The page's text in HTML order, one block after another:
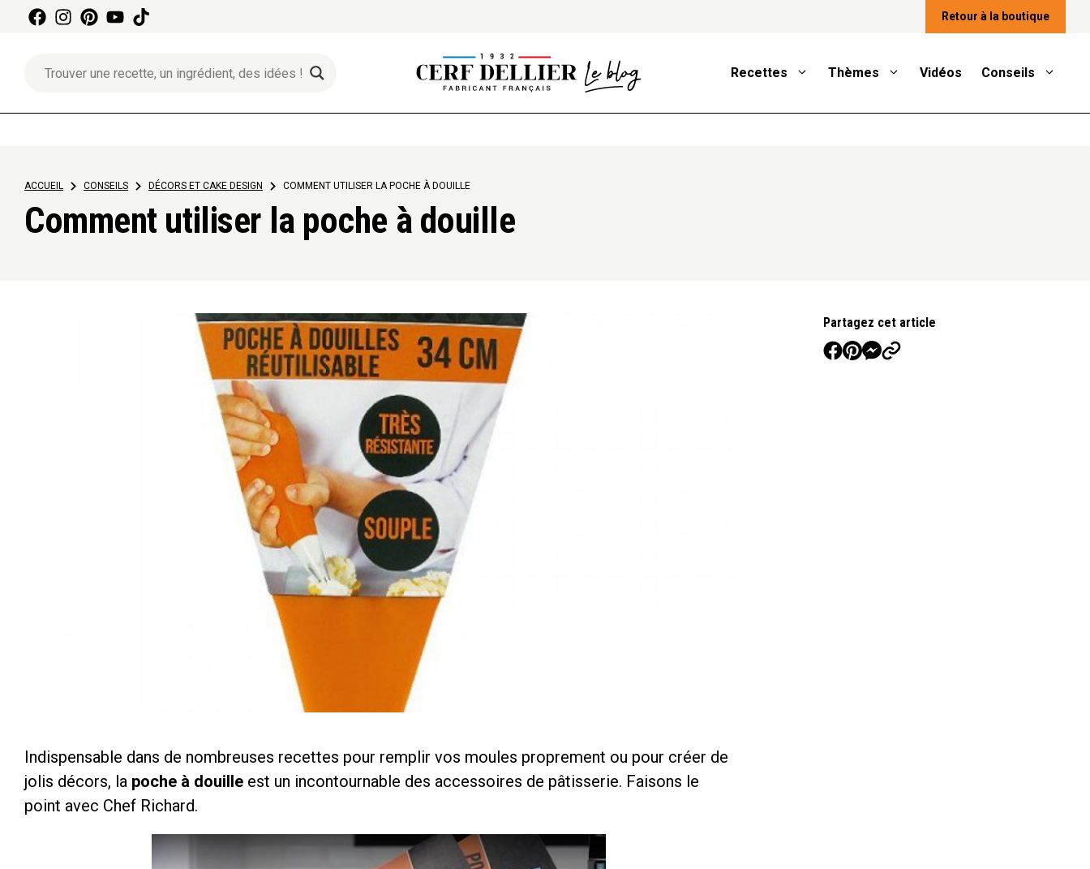
Aller
Retour à la boutique
Recettes Thèmes Vidéos Conseils
ACCUEIL > CONSEILS > DÉCORS ET CAKE DESIGN > COMMENT UTILISER LA POCHE À DOUILLE
Comment utiliser la poche à douille
Indispensable dans de nombreuses recettes pour remplir vos moules proprement ou pour créer de
jolis décors, la poche à douille est un incontournable des accessoires de pâtisserie. Faisons le
point avec Chef Richard.
Partagez cet article